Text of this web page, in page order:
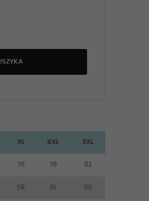
XL XXL 3XL
76 78 82
58 61 65